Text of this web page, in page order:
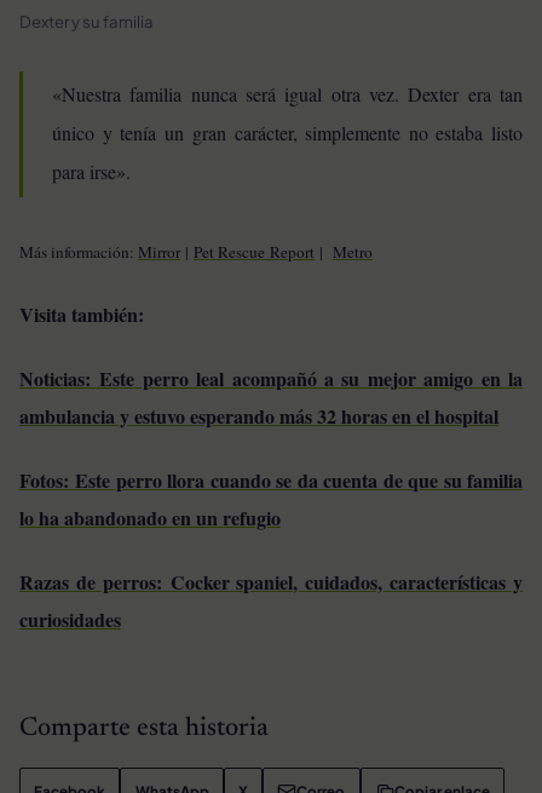
Dexter y su familia
«Nuestra familia nunca será igual otra vez. Dexter era tan
único y tenía un gran carácter, simplemente no estaba listo
para irse».
Más información: Mirror | Pet Rescue Report | Metro
Visita también:
Noticias: Este perro leal acompañó a su mejor amigo en la
ambulancia y estuvo esperando más 32 horas en el hospital
Fotos: Este perro llora cuando se da cuenta de que su familia
lo ha abandonado en un refugio
Razas de perros: Cocker spaniel, cuidados, características y
curiosidades
Comparte esta historia